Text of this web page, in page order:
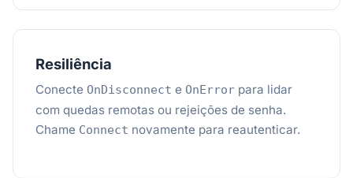
Resiliência
Conecte OnDisconnect e OnError para lidar
com quedas remotas ou rejeições de senha.
Chame Connect novamente para reautenticar.